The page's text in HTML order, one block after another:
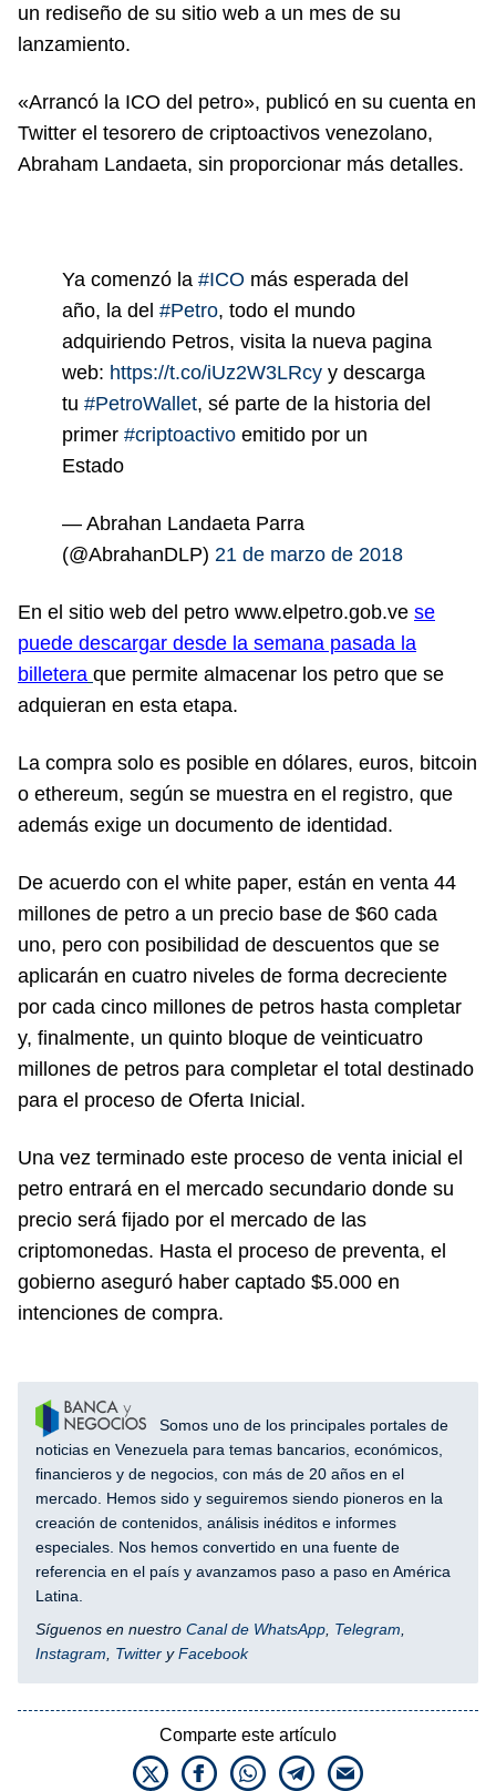
un rediseño de su sitio web a un mes de su
lanzamiento.
«Arrancó la ICO del petro», publicó en su cuenta en
Twitter el tesorero de criptoactivos venezolano,
Abraham Landaeta, sin proporcionar más detalles.
Ya comenzó la #ICO más esperada del
año, la del #Petro, todo el mundo
adquiriendo Petros, visita la nueva pagina
web: https://t.co/iUz2W3LRcy y descarga
tu #PetroWallet, sé parte de la historia del
primer #criptoactivo emitido por un
Estado
— Abrahan Landaeta Parra
(@AbrahanDLP) 21 de marzo de 2018
En el sitio web del petro www.elpetro.gob.ve se
puede descargar desde la semana pasada la
billetera que permite almacenar los petro que se
adquieran en esta etapa.
La compra solo es posible en dólares, euros, bitcoin
o ethereum, según se muestra en el registro, que
además exige un documento de identidad.
De acuerdo con el white paper, están en venta 44
millones de petro a un precio base de $60 cada
uno, pero con posibilidad de descuentos que se
aplicarán en cuatro niveles de forma decreciente
por cada cinco millones de petros hasta completar
y, finalmente, un quinto bloque de veinticuatro
millones de petros para completar el total destinado
para el proceso de Oferta Inicial.
Una vez terminado este proceso de venta inicial el
petro entrará en el mercado secundario donde su
precio será fijado por el mercado de las
criptomonedas. Hasta el proceso de preventa, el
gobierno aseguró haber captado $5.000 en
intenciones de compra.
Somos uno de los principales portales de
noticias en Venezuela para temas bancarios, económicos,
financieros y de negocios, con más de 20 años en el
mercado. Hemos sido y seguiremos siendo pioneros en la
creación de contenidos, análisis inéditos e informes
especiales. Nos hemos convertido en una fuente de
referencia en el país y avanzamos paso a paso en América
Latina.
Síguenos en nuestro Canal de WhatsApp Telegram
Instagram
Twitter yFacebook
Comparte este artículo